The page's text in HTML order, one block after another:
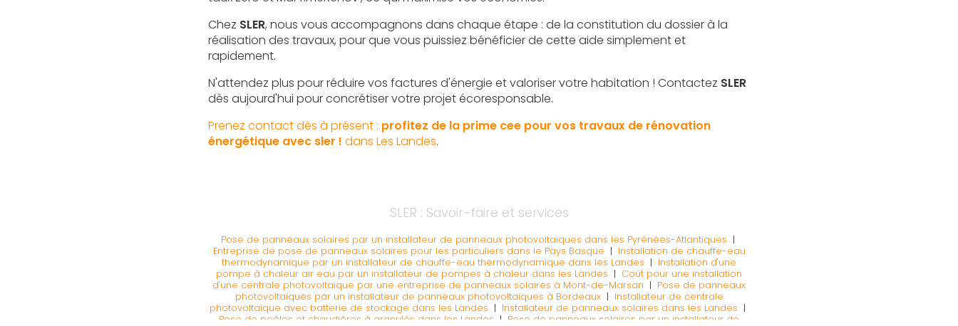
Chez SLER, nous vous accompagnons dans chaque étape : de la constitution du dossier à la
réalisation des travaux, pour que vous puissiez bénéficier de cette aide simplement et
rapidement.
N'attendez plus pour réduire vos factures d'énergie et valoriser votre habitation ! Contactez SLER
dès aujourd'hui pour concrétiser votre projet écoresponsable.
Prenez contact dès à présent : profitez de la prime cee pour vos travaux de rénovation
énergétique avec sler ! dans Les Landes.
SLER : Savoir-faire et services
Pose de panneaux solaires par un installateur de panneaux photovoltaïques dans les Pyrénées-Atlantiques |
Entreprise de pose de panneaux solaires pour les particuliers dans le Pays Basque | Installation de chauffe-eau
thermodynamique par un installateur de chauffe-eau thermodynamique dans les Landes | Installation d'une
pompe à chaleur air eau par un installateur de pompes à chaleur dans les Landes | Coût pour une installation
d'une centrale photovoltaïque par une entreprise de panneaux solaires à Mont-de-Marsan | Pose de panneaux
photovoltaïques par un installateur de panneaux photovoltaïques à Bordeaux| Installateur de centrale
photovoltaïque avec batterie de stockage dans les Landes | Installateur de panneaux solaires dans les Landes |
Pose de poêles et chaudières à granulés dans les Landes | Pose de panneaux solaires par un installateur de